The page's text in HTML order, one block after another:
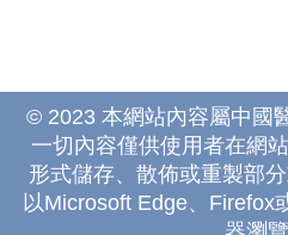
© 2023 本網站內容屬中國
一切內容僅供使用者在網
形式儲存、散佈或重製部
以Microsoft Edge、Firefox